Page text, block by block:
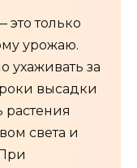
только
урожаю.
ухаживать за
высадки
растения
света и